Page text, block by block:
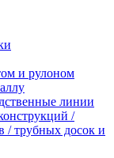
и рулоном
линии
/
/ трубных досок и